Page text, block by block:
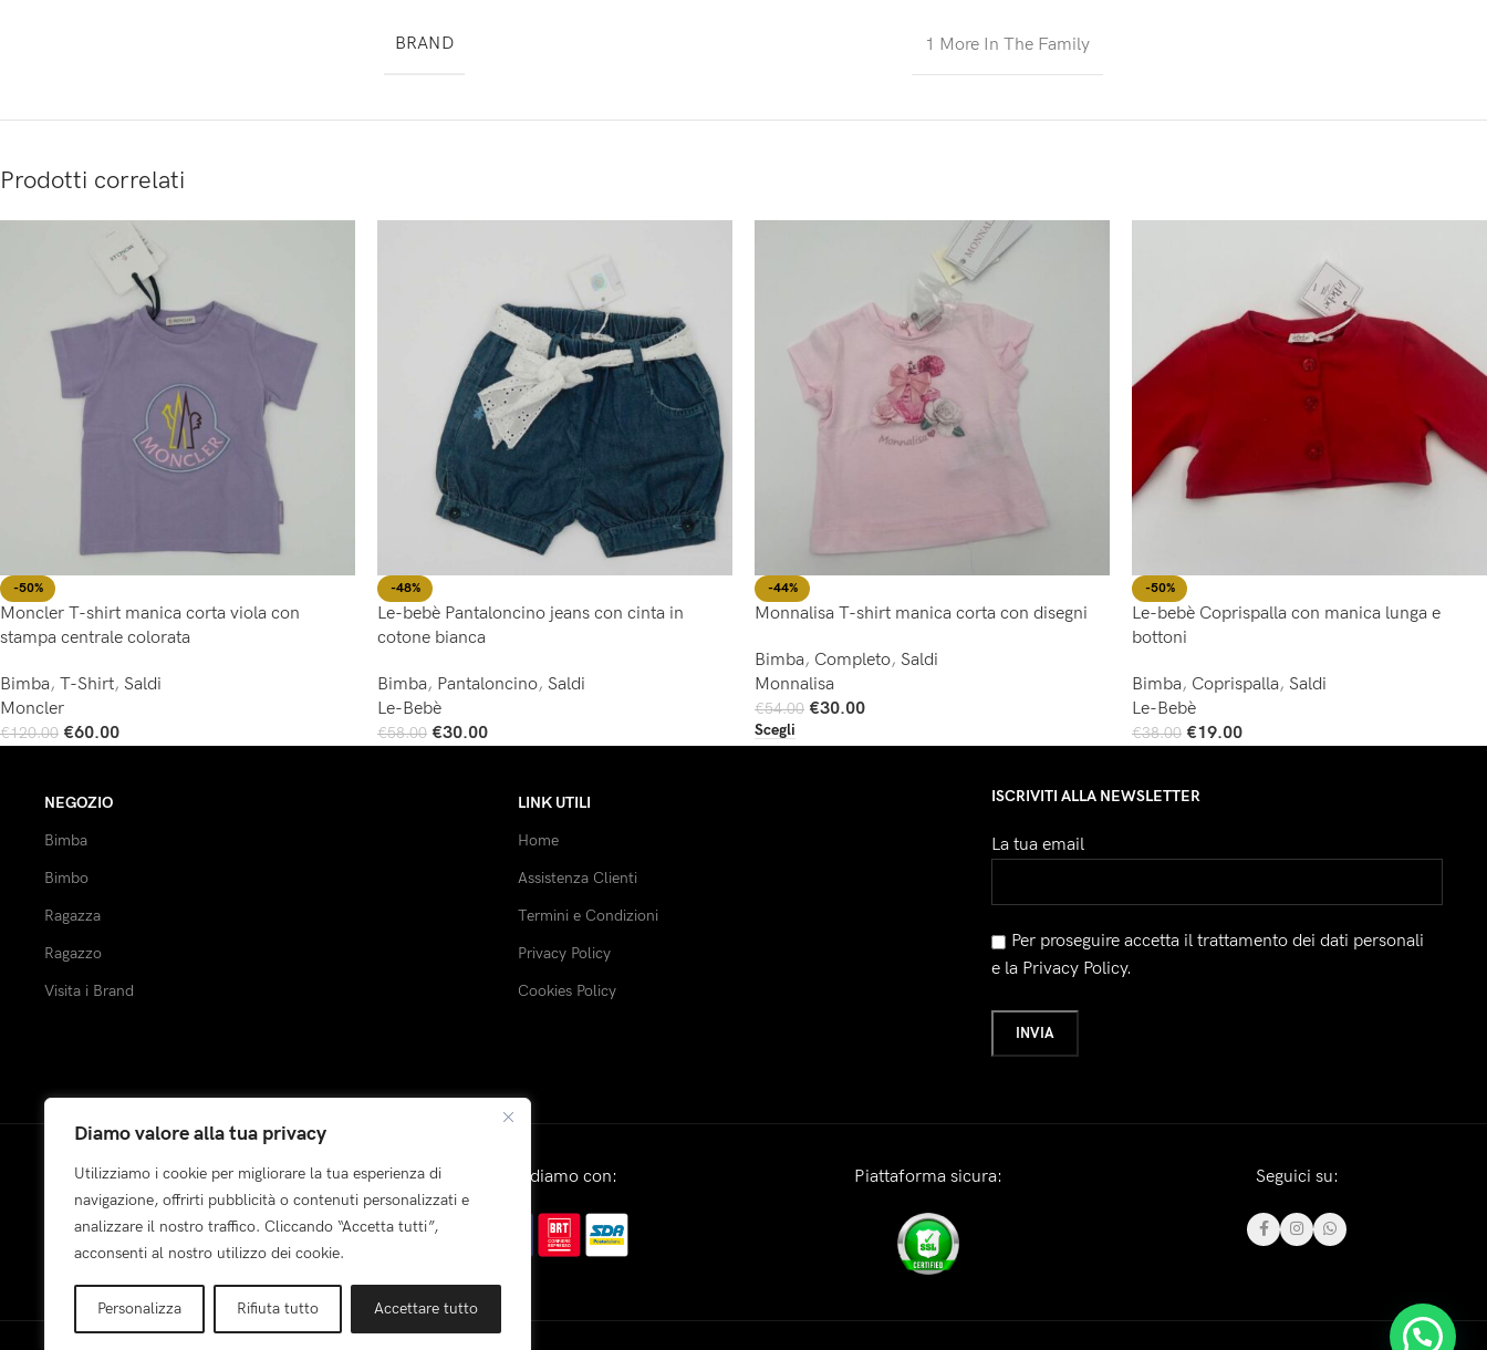
Diamo valore alla tua privacy
Utilizziamo i cookie per migliorare la tua esperienza di
navigazione, offrirti pubblicità o contenuti personalizzati e
analizzare il nostro traffico. Cliccando “Accetta tutti”,
acconsenti al nostro utilizzo dei cookie.
Personalizza Rifiuta tutto Accettare tutto
BRAND 1 More In The Family
Prodotti correlati
-50%
Moncler T-shirt manica corta viola con
stampa centrale colorata
Bimba, T-Shirt, Saldi
Moncler
€120.00 €60.00
-48%
Le-bebè Pantaloncino jeans con cinta in
cotone bianca
Bimba, Pantaloncino, Saldi
Le-Bebè
€58.00 €30.00
-44%
Monnalisa T-shirt manica corta con disegni
Bimba, Completo, Saldi
Monnalisa
€54.00 €30.00
Scegli
-50%
Le-bebè Coprispalla con manica lunga e
bottoni
Bimba, Coprispalla, Saldi
Le-Bebè
€38.00 €19.00
NEGOZIO
Bimba
Bimbo
Ragazza
Ragazzo
Visita i Brand
LINK UTILI
Home
Assistenza Clienti
Termini e Condizioni
Privacy Policy
Cookies Policy
ISCRIVITI ALLA NEWSLETTER
La tua email
Per proseguire accetta il trattamento dei dati personali
e la Privacy Policy.
Pagamenti: Spediamo con: Piattaforma sicura: Seguici su: